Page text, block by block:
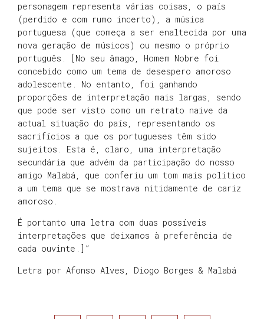
personagem representa várias coisas, o país
(perdido e com rumo incerto), a música
portuguesa (que começa a ser enaltecida por uma
nova geração de músicos) ou mesmo o próprio
português. [No seu âmago, Homem Nobre foi
concebido como um tema de desespero amoroso
adolescente. No entanto, foi ganhando
proporções de interpretação mais largas, sendo
que pode ser visto como um retrato naive da
actual situação do país, representando os
sacrifícios a que os portugueses têm sido
sujeitos. Esta é, claro, uma interpretação
secundária que advém da participação do nosso
amigo Malabá, que conferiu um tom mais político
a um tema que se mostrava nitidamente de cariz
amoroso.
É portanto uma letra com duas possíveis
interpretações que deixamos à preferência de
cada ouvinte.]”
Letra por Afonso Alves, Diogo Borges & Malabá